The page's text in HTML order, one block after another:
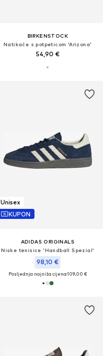
BIRKENSTOCK
Natikače s potpeticom 'Arizona'
54,90 €
Unisex
KUPON
ADIDAS ORIGINALS
Niske tenisice 'Handball Spezial'
98,10 €
Posljednja najniža cijena:109,00 €